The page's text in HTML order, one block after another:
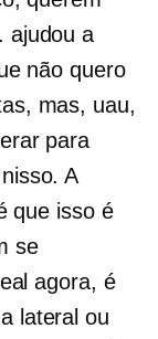
ajudou a
não quero
mas, uau,
para
A
que isso é
se
agora, é
lateral ou